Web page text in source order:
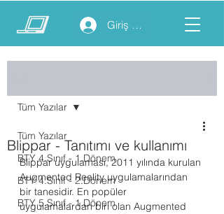
Giriş yap
Tüm Yazılar
BTY 4.Sınıf - 1.Dönem
BTY 4.Sınıf - 2.Dönem
BTY 5.Sınıf - 1.Dönem
Tüm Yazılar
Blippar - Tanıtımı ve kullanımı
Blippar uygulaması, 2011 yılında kurulan
Augmented Reality uygulamalarından
bir tanesidir. En popüler
uygulamalardan biri olan Augmented